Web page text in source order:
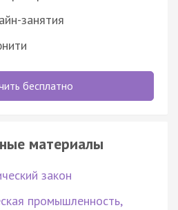
занятия
бесплатно
материалы
закон
промышленность,